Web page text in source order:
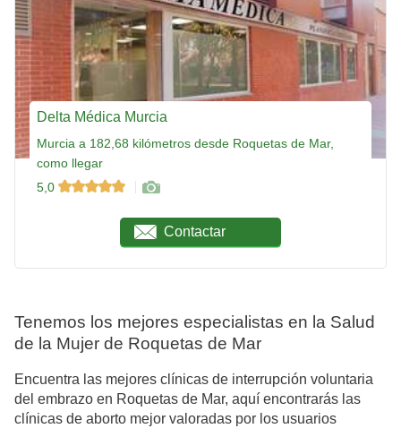
Delta Médica Murcia
Murcia a 182,68 kilómetros desde Roquetas de Mar,
como llegar
5,0
Contactar
Tenemos los mejores especialistas en la Salud
de la Mujer de Roquetas de Mar
Encuentra las mejores clínicas de interrupción voluntaria
del embrazo en Roquetas de Mar, aquí encontrarás las
clínicas de aborto mejor valoradas por los usuarios